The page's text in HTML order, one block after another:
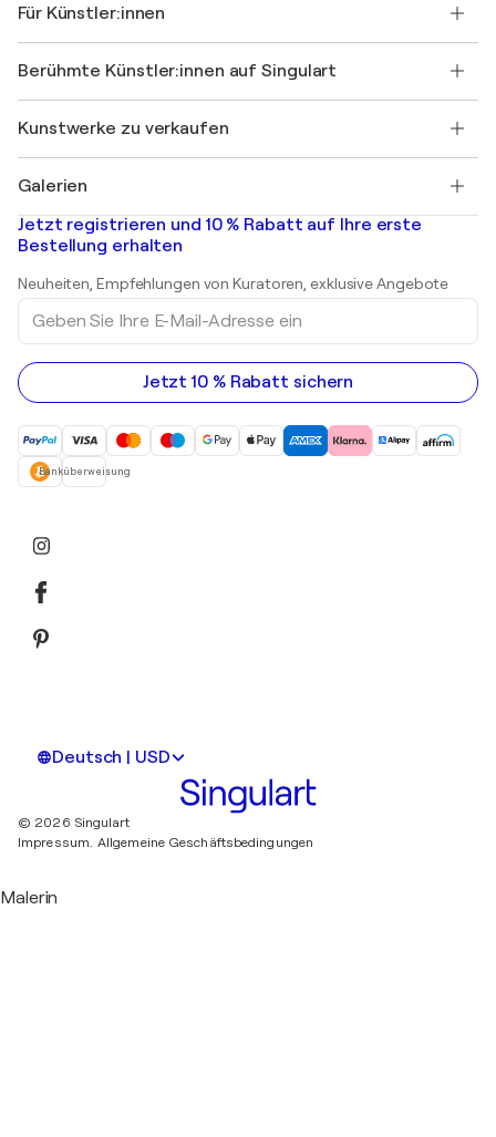
Einen Gutschein verschenken
Werden Sie Mitglied unseres Handelsprogramms
Ihr Konto
+49 30 31196995
FAQ
Singulart-Magazin
Jobs
Entdecken Sie kuratierte Originalkunst
Für Künstler:innen
Als Künstler anmelden
Berühmte Künstler:innen auf Singulart
Marc Chagall
Banksy
Mr. Brainwash
Shepard Fairey
Kunstwerke zu verkaufen
Abstrakte Gemälde zu verkaufen
Landschaftsgemälde
Drucke
Acrylgemälde
Galerien
Kunstgalerien in Deutschland
Kunstgalerien in Schweiz
Jetzt registrieren und 10 % Rabatt auf Ihre erste
Bestellung erhalten
Neuheiten, Empfehlungen von Kuratoren, exklusive Angebote
Geben
Sie
Ihre
E-
Mail-
Adresse
Jetzt 10 % Rabatt sichern
Banküberweisung
Deutsch | USD
© 2026 Singulart
Impressum. Allgemeine Geschäftsbedingungen
Malerin